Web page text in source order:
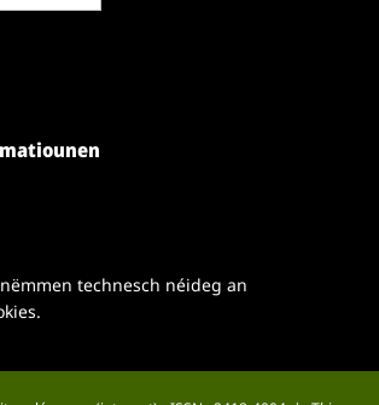
technesch néideg an